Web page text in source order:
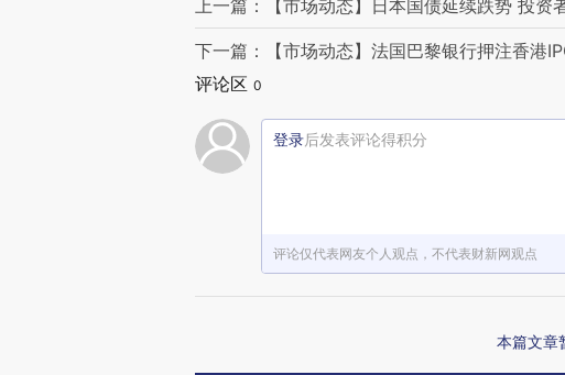
上一篇：【市场动态】日本国债延续跌势 投资
下一篇：【市场动态】法国巴黎银行押注香港
评论区 0
登录后发表评论得积分
评论仅代表网友个人观点，不代表财新网观点
本篇文章